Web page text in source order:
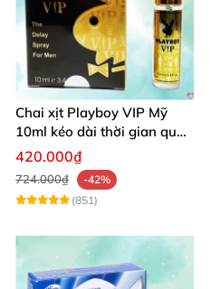
Chai xịt Playboy VIP Mỹ
10ml kéo dài thời gian quan
hệ hiệu quả nhanh
420.000₫
724.000₫
-42%
(851)